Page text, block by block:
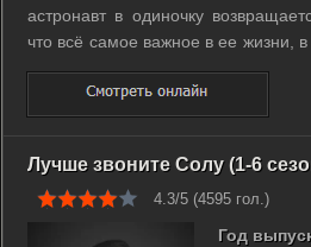
астронавт в одиночку
что всё самое важное в ее жизни,
изменилось. ...
Лучше звоните Солу (1-6
4.3/5 (4595 гол.)
Год